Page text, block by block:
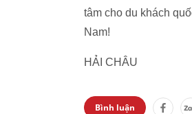
tâm cho du khách
Nam!
HẢI CHÂU
Bình luận